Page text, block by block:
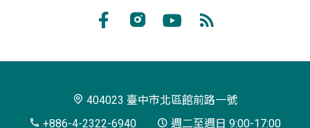
博
閱
404023 臺中市北區館前路一號
+886-4-2322-6940
週二至週日 9:00-17:00